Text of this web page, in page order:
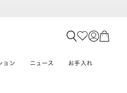
ョン ニュース お手入れ